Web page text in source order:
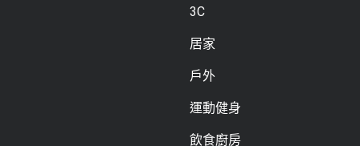
3C
居家
戶外
運動健身
飲食廚房